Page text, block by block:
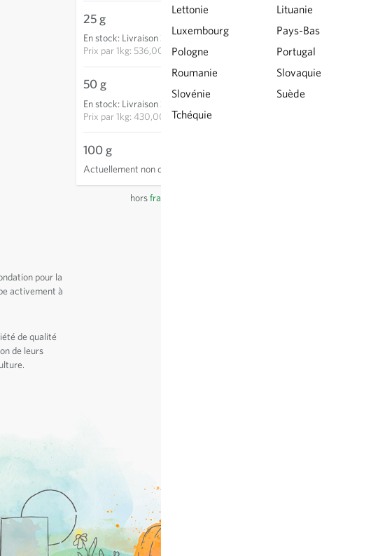
Lettonie
Lituanie
Luxembourg
Pays-Bas
Pologne
Portugal
Roumanie
Slovaquie
Slovénie
Suède
Tchéquie
pour la
activement à
de qualité
de leurs
25 g
En stock: Livraison 3-5 jours
Prix par1kg: 536,00 €
13,40 €
50 g
En stock: Livraison 3-5 jours
Prix par1kg: 430,00 €
100 g
Actuellement non disponible
horsfrais de port